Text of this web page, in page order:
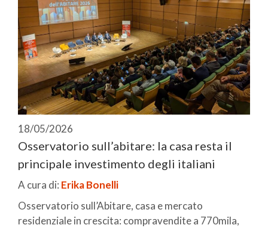
18/05/2026
Osservatorio sull’abitare: la casa resta il
principale investimento degli italiani
A cura di: Erika Bonelli
Osservatorio sull’Abitare, casa e mercato
residenziale in crescita: compravendite a 770mila,